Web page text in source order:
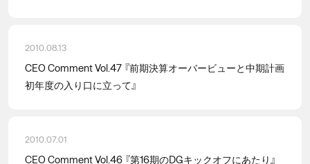
2010.08.13
CEO Comment Vol.47 『前期決算オーバービューと中期計画
初年度の入り口に立って』
2010.07.01
CEO Comment Vol.46 『第16期のDGキックオフにあたり』